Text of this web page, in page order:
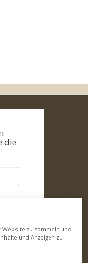
die
zu sammeln und
und Anzeigen zu